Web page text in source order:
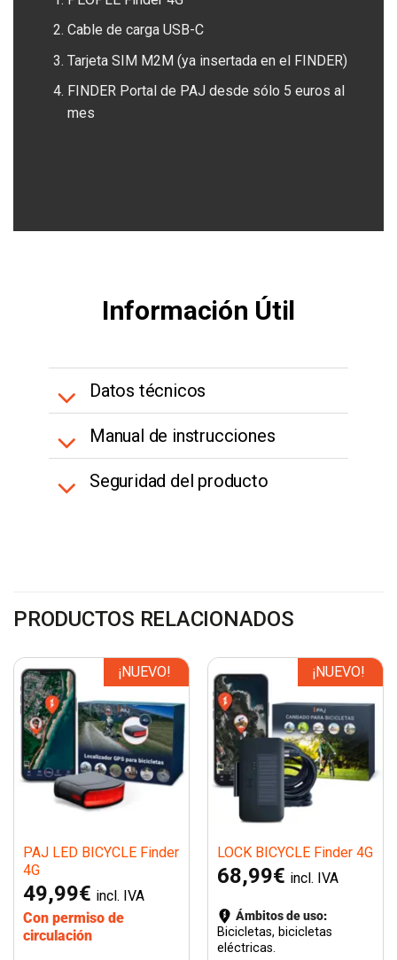
Cable de carga USB-C
Tarjeta SIM M2M (ya insertada en el FINDER)
FINDER Portal de PAJ desde sólo 5 euros al
mes
Información Útil
Datos técnicos
Manual de instrucciones
Seguridad del producto
PRODUCTOS RELACIONADOS
¡NUEVO!
PAJ LED BICYCLE Finder
4G
49,99€ incl. IVA
Con permiso de
circulación
¡NUEVO!
LOCK BICYCLE Finder 4G
68,99€ incl. IVA
Ámbitos de uso:
Bicicletas, bicicletas
eléctricas.